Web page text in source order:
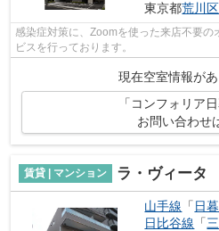
東京都荒川区
感染症対策に、Zoomを使った来店不要の
ビスを行っております。
現在空室情報があ
「コンフォリア
お問い合わせ
賃貸 | マンション ラ・ヴィータ
山手線 「 日
日比谷線 「